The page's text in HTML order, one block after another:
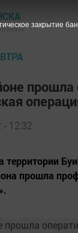
район
прошла
- 12:32
территории
прошла
закрытие